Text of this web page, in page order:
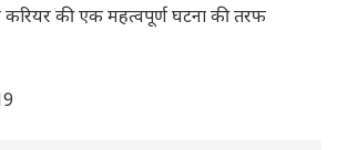
की एक महत्वपूर्ण घटना की तरफ